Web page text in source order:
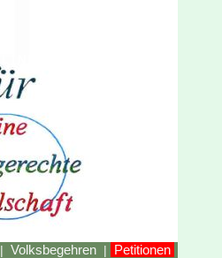
| Volksbegehren | Petitionen